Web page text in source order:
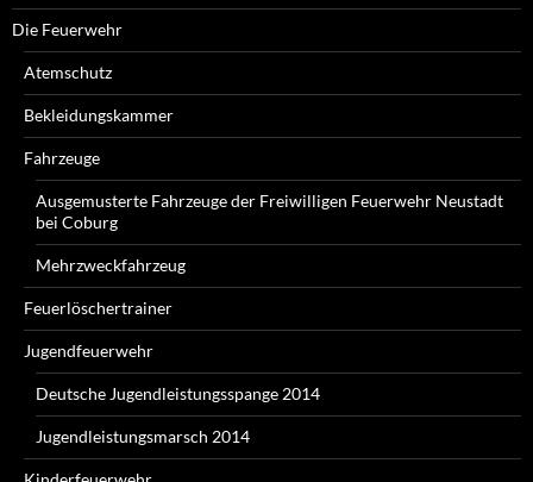
Die Feuerwehr
Atemschutz
Bekleidungskammer
Fahrzeuge
Ausgemusterte Fahrzeuge der Freiwilligen Feuerwehr Neustadt
bei Coburg
Mehrzweckfahrzeug
Feuerlöschertrainer
Jugendfeuerwehr
Deutsche Jugendleistungsspange 2014
Jugendleistungsmarsch 2014